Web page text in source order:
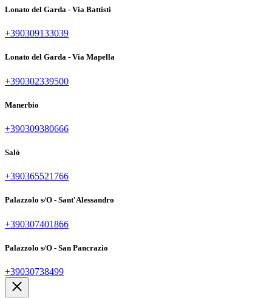
Lonato del Garda - Via Battisti
+390309133039
Lonato del Garda - Via Mapella
+390302339500
Manerbio
+390309380666
Salò
+390365521766
Palazzolo s/O - Sant'Alessandro
+390307401866
Palazzolo s/O - San Pancrazio
+39030738499